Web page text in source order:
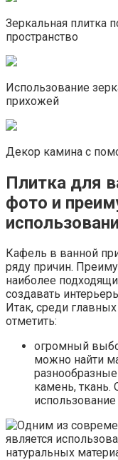
Зеркальная плитка
пространство
Использование
прихожей
Декор камина с
Плитка для
фото и
Кафель в ванной
ряду причин.
наиболее
создавать
Итак, среди
отметить:
огромный
можно найти
камень, ткань.